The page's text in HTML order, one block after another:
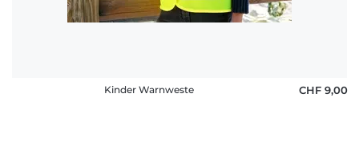
Kinder Warnweste CHF 9,00